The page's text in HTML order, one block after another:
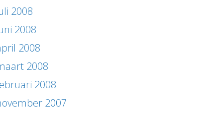
2008
2008
2008
2008
2008
2007